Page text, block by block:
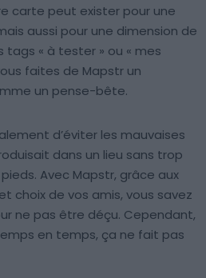
carte peut exister pour une
aussi pour une dimension de
« à tester » ou « mes
faites de Mapstr un
un pense-bête.
d’éviter les mauvaises
dans un lieu sans trop
Avec Mapstr, grâce aux
choix de vos amis, vous savez
ne pas être déçu. Cependant,
en temps, ça ne fait pas